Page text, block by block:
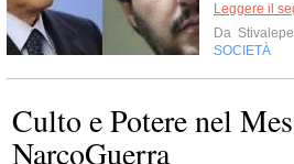
Leggere il
Da
SOCIETÀ
Culto e Potere nel
NarcoGuerra